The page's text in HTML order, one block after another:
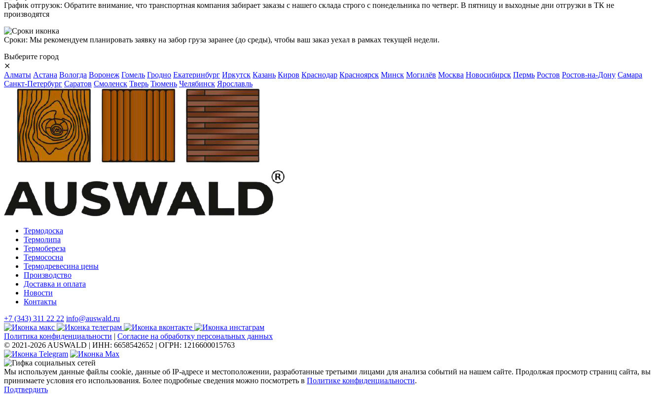
График отгрузок: Обратите внимание, что транспортная компания забирает заказы с нашего склада строго с понедельника по четверг. В пятницу и выходные дни отгрузки в ТК не
производятся
Сроки: Мы рекомендуем планировать заявку на забор груза заранее (до среды), чтобы ваш заказ уехал в рамках текущей недели.
Выберите город
⨯
Алматы Астана Вологда Воронеж Гомель Гродно Екатеринбург Иркутск Казань Киров Краснодар Красноярск Минск Могилёв Москва Новосибирск Пермь Ростов Ростов-на-Дону Самара
Санкт-Петербург Саратов Смоленск Тверь Тюмень Челябинск Ярославль
Термодоска
Термолипа
Термобереза
Термососна
Термодревесина цены
Производство
Доставка и оплата
Новости
Контакты
+7 (343) 311 22 22 info@auswald.ru
Политика конфиденциальности | Согласие на обработку персональных данных
© 2021-2026 AUSWALD | ИНН: 6658542652 | ОГРН: 1216600015763
Мы используем данные файлы cookie, данные об IP-адресе и местоположении, разработанные третьими лицами для анализа событий на нашем сайте. Продолжая просмотр страниц сайта, вы
принимаете условия его использования. Более подробные сведения можно посмотреть в Политике конфиденциальности.
Подтвердить